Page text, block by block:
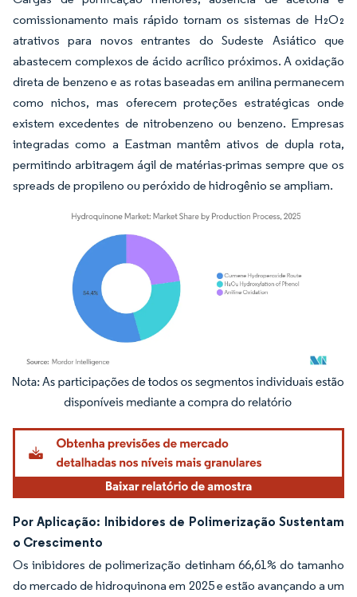
comissionamento mais rápido tornam os sistemas de H₂O₂
atrativos para novos entrantes do Sudeste Asiático que
abastecem complexos de ácido acrílico próximos. A oxidação
direta de benzeno e as rotas baseadas em anilina permanecem
como nichos, mas oferecem proteções estratégicas onde
existem excedentes de nitrobenzeno ou benzeno. Empresas
integradas como a Eastman mantêm ativos de dupla rota,
permitindo arbitragem ágil de matérias-primas sempre que os
spreads de propileno ou peróxido de hidrogênio se ampliam.
Imagem © Mordor Intelligence. O reuso requer atribuição conforme CC BY 4.0.
Por Aplicação: Inibidores de Polimerização Sustentam
o Crescimento
Os inibidores de polimerização detinham 66,61% do tamanho
do mercado de hidroquinona em 2025 e estão avançando a um